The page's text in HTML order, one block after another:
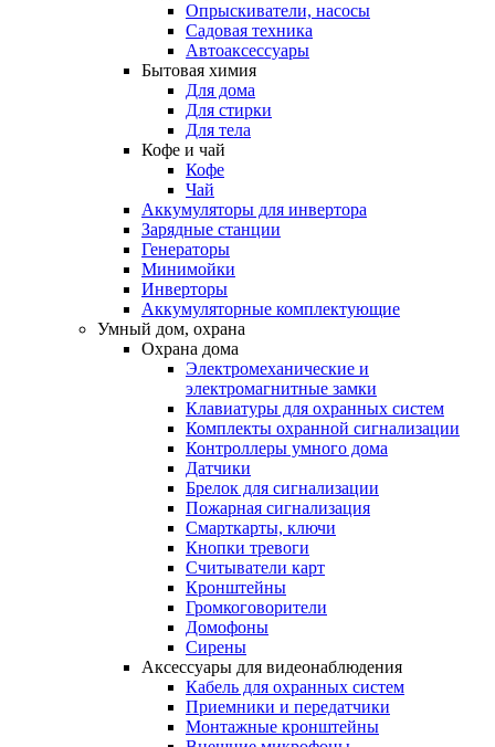
Опрыскиватели, насосы
Садовая техника
Автоаксессуары
Бытовая химия
Для дома
Для стирки
Для тела
Кофе и чай
Кофе
Чай
Аккумуляторы для инвертора
Зарядные станции
Генераторы
Минимойки
Инверторы
Аккумуляторные комплектующие
Умный дом, охрана
Охрана дома
Электромеханические и
электромагнитные замки
Клавиатуры для охранных систем
Комплекты охранной сигнализации
Контроллеры умного дома
Датчики
Брелок для сигнализации
Пожарная сигнализация
Смарткарты, ключи
Кнопки тревоги
Считыватели карт
Кронштейны
Громкоговорители
Домофоны
Сирены
Аксессуары для видеонаблюдения
Кабель для охранных систем
Приемники и передатчики
Монтажные кронштейны